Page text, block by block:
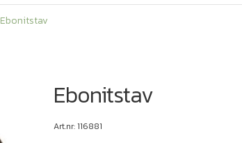
Ebonitstav
Ebonitstav
Art.nr: 116881